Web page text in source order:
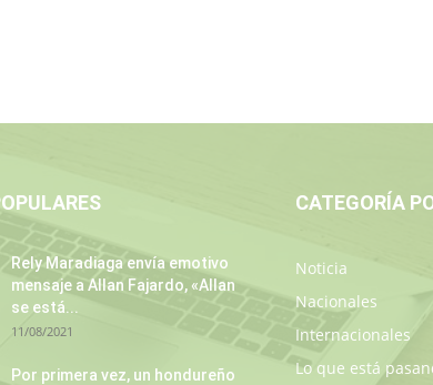
Rely Maradiaga envía emotivo
mensaje a Allan Fajardo, «Allan
se está...
11/08/2021
Por primera vez, un hondureño
CATEGORÍA
Noticia
Nacionales
Internacionales
Lo que está